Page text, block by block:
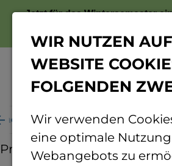
Jetzt für das Wintersemester
präsentieren zum Jubiläum
Pressemitteilung
WIR NUTZEN
WEBSITE
FOLGENDEN
Wir verwenden
eine optimale
Webangebots zu